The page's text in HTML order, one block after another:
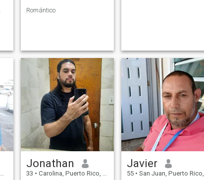
Romántico
Jonathan
33 • Carolina, Puerto Rico, Puerto Rico
Javier
55 • San Juan, Puerto Rico, Puerto Rico